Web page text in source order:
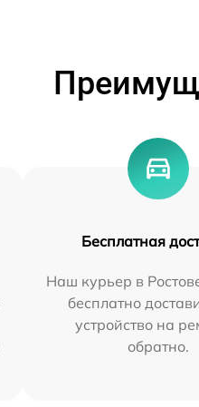
Бесплатная
Наш курьер в
бесплатно
устройство на
обратно.